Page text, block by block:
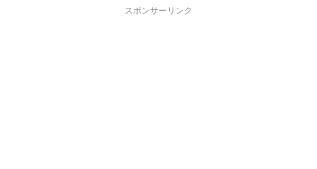
スポンサーリンク